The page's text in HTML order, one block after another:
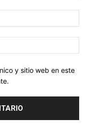
y sitio web en este